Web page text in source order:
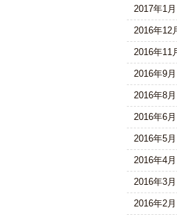
2017年1月
2016年12
2016年11
2016年9月
2016年8月
2016年6月
2016年5月
2016年4月
2016年3月
2016年2月